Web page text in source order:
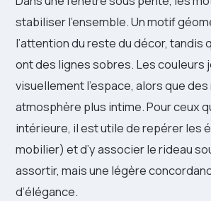
stabiliser l’ensemble. Un motif
l’attention du reste du décor, tandis
ont des lignes sobres. Les
visuellement l’espace, alors que
atmosphère plus intime. Pour ceux
intérieure, il est utile de repérer les
mobilier) et d’y associer le rideau
assortir, mais une légère
d’élégance.